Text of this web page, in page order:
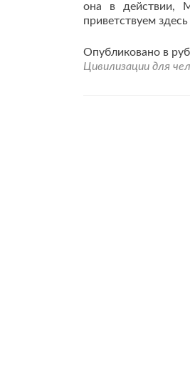
она в действии,
приветствуем
Опубликовано в
Цивилизации для